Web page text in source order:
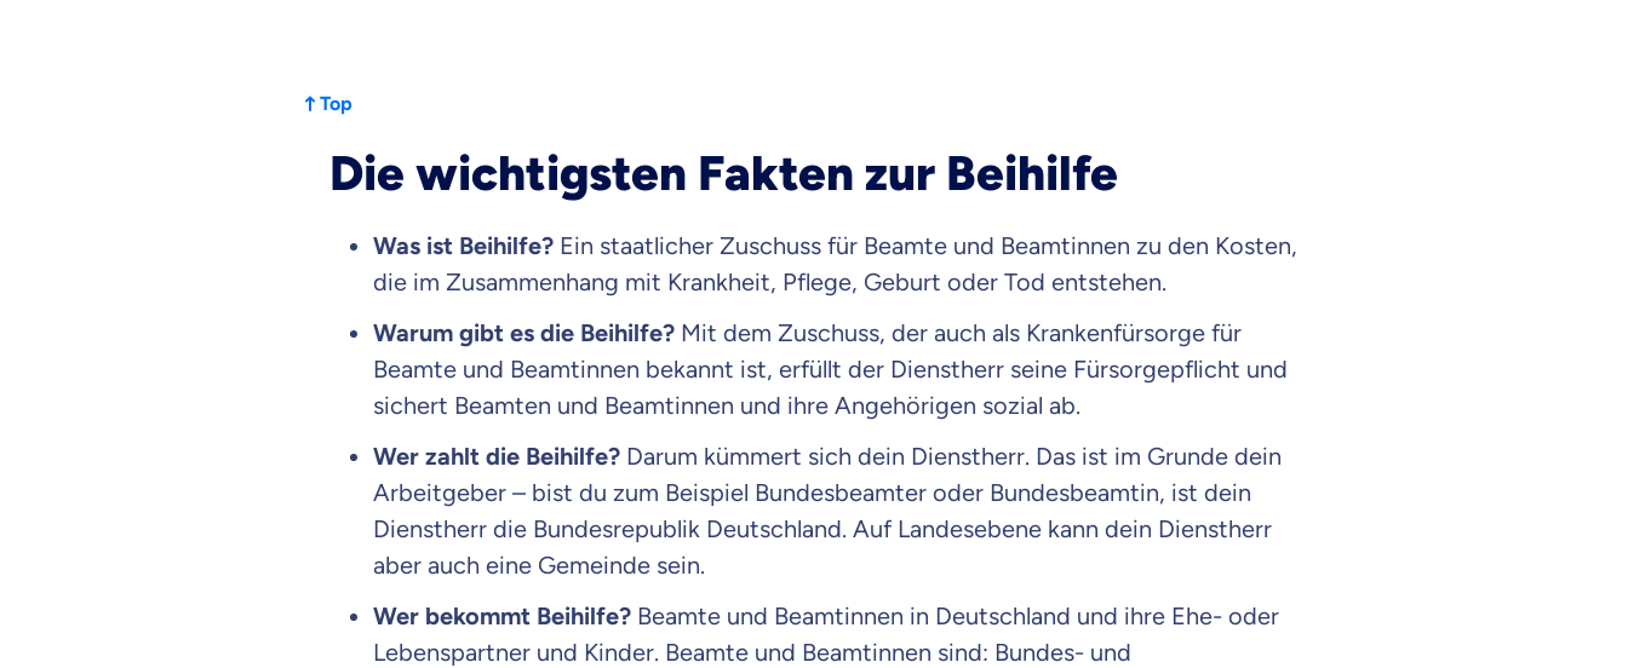
Top
Die wichtigsten Fakten zur Beihilfe
Was ist Beihilfe? Ein staatlicher Zuschuss für Beamte und Beamtinnen zu den Kosten,
die im Zusammenhang mit Krankheit, Pflege, Geburt oder Tod entstehen.
Warum gibt es die Beihilfe? Mit dem Zuschuss, der auch als Krankenfürsorge für
Beamte und Beamtinnen bekannt ist, erfüllt der Dienstherr seine Fürsorgepflicht und
sichert Beamten und Beamtinnen und ihre Angehörigen sozial ab.
Wer zahlt die Beihilfe? Darum kümmert sich dein Dienstherr. Das ist im Grunde dein
Arbeitgeber – bist du zum Beispiel Bundesbeamter oder Bundesbeamtin, ist dein
Dienstherr die Bundesrepublik Deutschland. Auf Landesebene kann dein Dienstherr
aber auch eine Gemeinde sein.
Wer bekommt Beihilfe? Beamte und Beamtinnen in Deutschland und ihre Ehe- oder
Lebenspartner und Kinder. Beamte und Beamtinnen sind: Bundes- und
Weil es uns wichtig ist, dass du
dich gut beraten fühlst.
Wir möchten, dass du dich aus Überzeugung für uns entscheidest.
Vergleich mit anderen Tarifen am Markt
Wir helfen dir dabei Unterschiede in Versicherungen zu verstehen
Wozu dürfen wir dich beraten?
Versicherungsprodukt wählen
Krankenvoll
Versicherung